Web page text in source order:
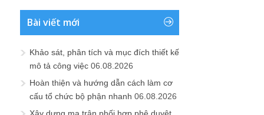
Bài viết mới
Khảo sát, phân tích và mục đích thiết kế
mô tả công việc 06.08.2026
Hoàn thiện và hướng dẫn cách làm cơ
cấu tổ chức bộ phận nhanh 06.08.2026